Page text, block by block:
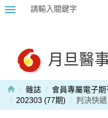
Toggle
月旦醫
雜誌 會員專屬電子期
202303 (77期)
判決快遞